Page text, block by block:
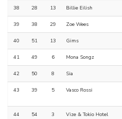
38 28 13 Billie Eilish
39 38 29 Zoe Wees
40 51 13 Gims
41 49 6 Mona Songz
42 50 8 Sia
43 39 5 Vasco Rossi
44 54 3 Vize & Tokio Hotel